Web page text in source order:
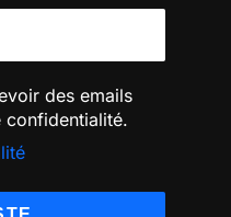
des emails
confidentialité.